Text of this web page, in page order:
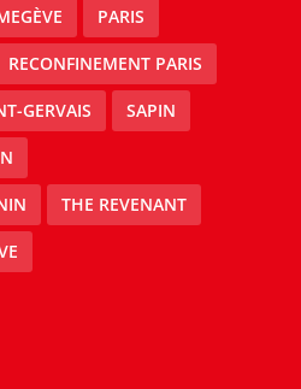
PARIS
RECONFINEMENT PARIS
GERVAIS SAPIN
THE REVENANT